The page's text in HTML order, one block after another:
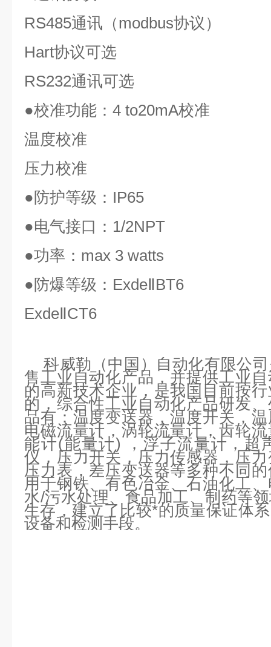
RS485通讯（modbus协议）
Hart协议可选
RS232通讯可选
●校准功能： 4 to20mA校准
温度校准
压力校准
●防护等级： IP65
●电气接口： 1/2NPT
●功率： max 3 watts
●防爆等级： ExdeⅡBT6
ExdeⅡCT6
科威勒（中国）自动化有限公
售工业自动化产品，并提供工业
的高新技术企业，是我国目前按
的，综合性工业自动化产品研发
品有：温度变送器，温度开关，
电磁流量计，涡轮流量计，齿轮
能计(能量计) ，浮子流量计，超
仪，压力开关，压力传感器，压
压力表，差压变送器等多种不同
用于钢铁、有色冶金、石油化工
水/污水处理、食品加工、制药等
生存，建立了比较*的质量保证体
设备和检测手段。